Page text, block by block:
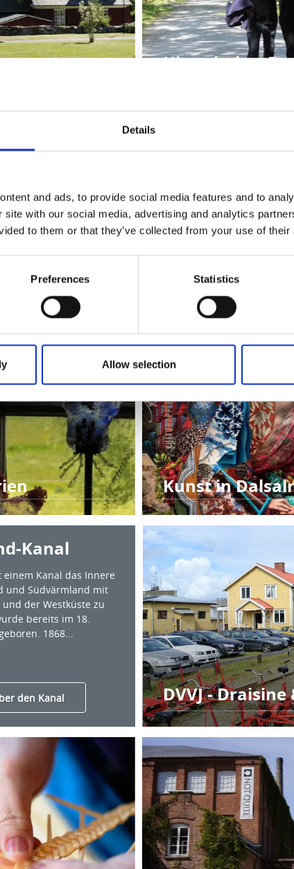
Details
and ads, to provide social media features and to
site with our social media, advertising and analytics
to them or that they’ve collected from your use of
Preferences Statistics
Allow selection
Historischer
kann man bei uns an
oder
Suchen Sie hier.
Kräutergarten
Kunst in
Kanal
einem Kanal das Innere
und Südvärmland mit
der Westküste zu
bereits im 18.
1868...
den Kanal DVVJ - Draisine